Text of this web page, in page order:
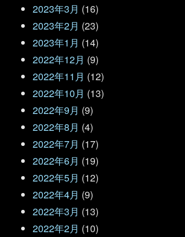
2023年3月 (16)
2023年2月 (23)
2023年1月 (14)
2022年12月 (9)
2022年11月 (12)
2022年10月 (13)
2022年9月 (9)
2022年8月 (4)
2022年7月 (17)
2022年6月 (19)
2022年5月 (12)
2022年4月 (9)
2022年3月 (13)
2022年2月 (10)